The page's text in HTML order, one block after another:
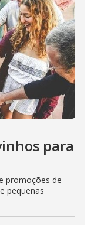
para
promoções de
pequenas